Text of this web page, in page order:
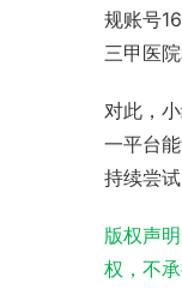
规账号
三甲医院
对此，
一平台
持续尝
版权声
权，不